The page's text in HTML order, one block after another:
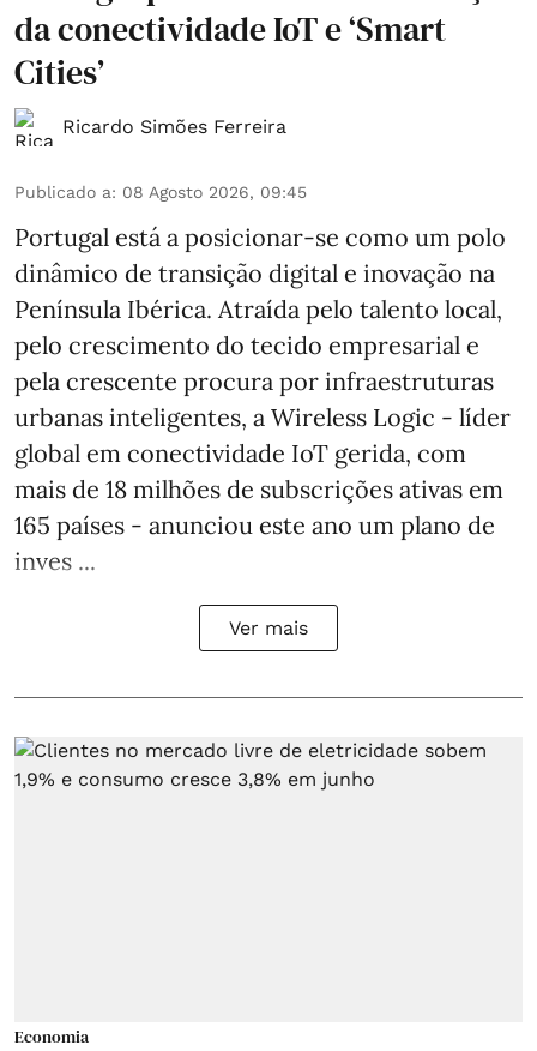
da conectividade IoT e ‘Smart
Cities’
Ricardo Simões Ferreira
Publicado a: 08 Agosto 2026, 09:45
Portugal está a posicionar-se como um polo
dinâmico de transição digital e inovação na
Península Ibérica. Atraída pelo talento local,
pelo crescimento do tecido empresarial e
pela crescente procura por infraestruturas
urbanas inteligentes, a Wireless Logic - líder
global em conectividade IoT gerida, com
mais de 18 milhões de subscrições ativas em
165 países - anunciou este ano um plano de
inves ...
Ver mais
Economia